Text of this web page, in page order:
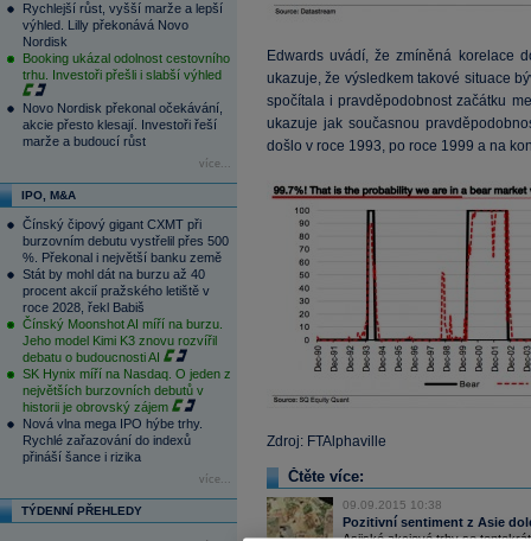
Rychlejší růst, vyšší marže a lepší
výhled. Lilly překonává Novo
Nordisk
Booking ukázal odolnost cestovního
trhu. Investoři přešli i slabší výhled
Novo Nordisk překonal očekávání,
akcie přesto klesají. Investoři řeší
marže a budoucí růst
více...
IPO, M&A
Čínský čipový gigant CXMT při
burzovním debutu vystřelil přes 500
%. Překonal i největší banku země
Stát by mohl dát na burzu až 40
procent akcií pražského letiště v
roce 2028, řekl Babiš
Čínský Moonshot AI míří na burzu.
Jeho model Kimi K3 znovu rozvířil
debatu o budoucnosti AI
SK Hynix míří na Nasdaq. O jeden z
největších burzovních debutů v
historii je obrovský zájem
Nová vlna mega IPO hýbe trhy.
Rychlé zařazování do indexů
přináší šance i rizika
více...
TÝDENNÍ PŘEHLEDY
Edwards uvádí, že zmíněná korelace
ukazuje, že výsledkem takové situace
spočítala i pravděpodobnost začátku
ukazuje jak současnou
došlo v roce 1993, po roce 1999 a na
Zdroj: FTAlphaville
Čtěte více:
09.09.2015 10:38
Pozitivní sentiment z Asie